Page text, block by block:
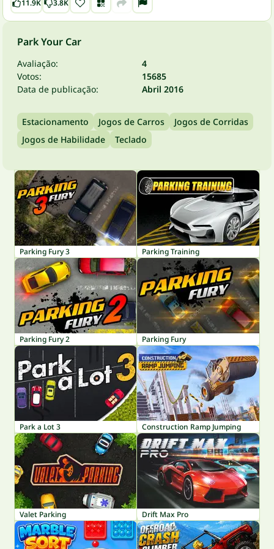
11.9K 3.8K
Park Your Car
Avaliação:
4
Votos:
15685
Data de publicação:
Abril 2016
Estacionamento Jogos de Carros
Jogos de Corridas
Jogos de Habilidade
Teclado
Parking Fury 3 Parking Training
Parking Fury 2 Parking Fury
Park a Lot 3 Construction Ramp Jumping
Valet Parking Drift Max Pro